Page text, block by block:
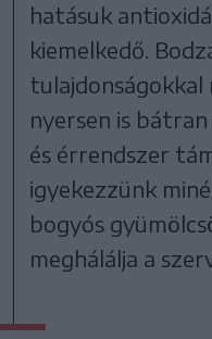
hatásuk
kiemelkedő.
tulajdonságokkal
nyersen is
és érrendszer
igyekezzünk
bogyós
meghálálja a